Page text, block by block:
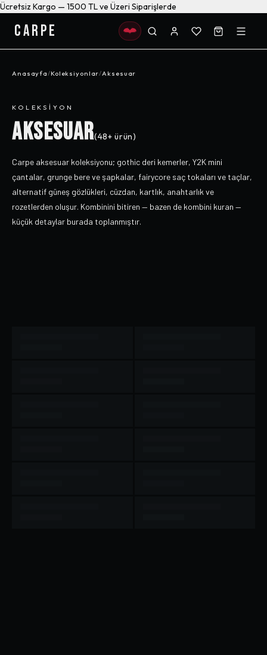
Ücretsiz Kargo — 1500 TL ve Üzeri Siparişlerde
CARPE
Anasayfa/Koleksiyonlar/Aksesuar
KOLEKSIYON
AKSESUAR(48+ ürün)
Carpe aksesuar koleksiyonu; gothic deri kemerler, Y2K mini
çantalar, grunge bere ve şapkalar, fairycore saç tokaları ve taçlar,
alternatif güneş gözlükleri, cüzdan, kartlık, anahtarlık ve
rozetlerden oluşur. Kombinini bitiren — bazen de kombini kuran —
küçük detaylar burada toplanmıştır.